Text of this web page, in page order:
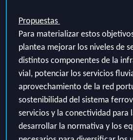
Propuestas
Para materializar estos
plantea mejorar los niveles de
distintos componentes de la
vial, potenciar los servicios
aprovechamiento de la red
sostenibilidad del sistema
servicios y la conectividad para
desarrollar la normativa y los